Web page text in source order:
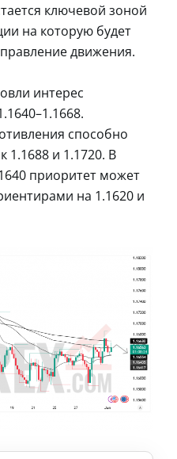
ключевой зоной
на которую будет
движения.
интерес
способно
1.1688 и 1.1720. В
приоритет может
на 1.1620 и